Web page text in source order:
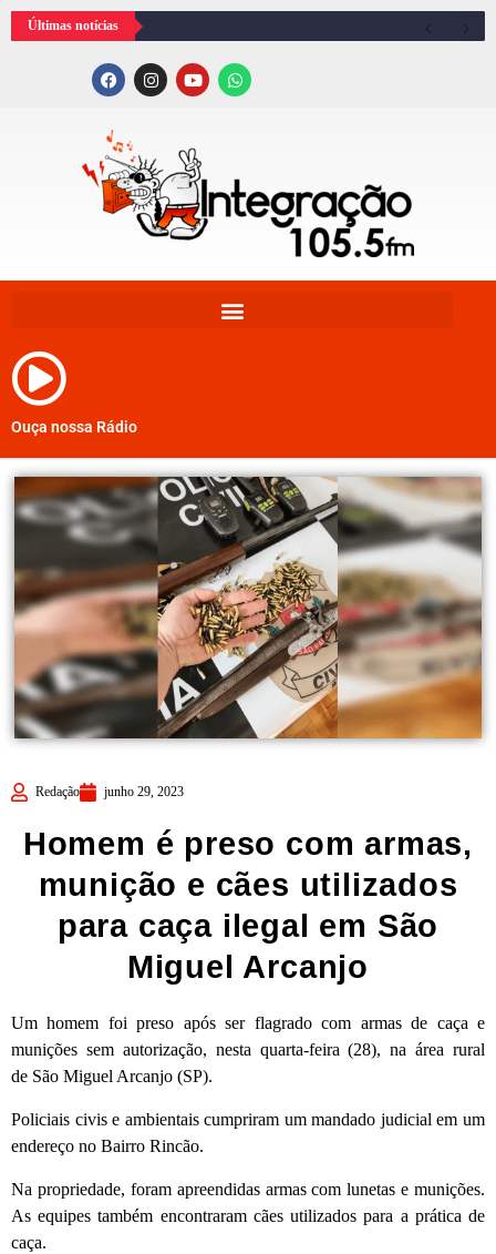
Últimas notícias
Ouça nossa Rádio
Redação junho 29, 2023
Homem é preso com armas,
munição e cães utilizados
para caça ilegal em São
Miguel Arcanjo
Um homem foi preso após ser flagrado com armas de caça e
munições sem autorização, nesta quarta-feira (28), na área rural
de São Miguel Arcanjo (SP).
Policiais civis e ambientais cumpriram um mandado judicial em um
endereço no Bairro Rincão.
Na propriedade, foram apreendidas armas com lunetas e munições.
As equipes também encontraram cães utilizados para a prática de
caça.